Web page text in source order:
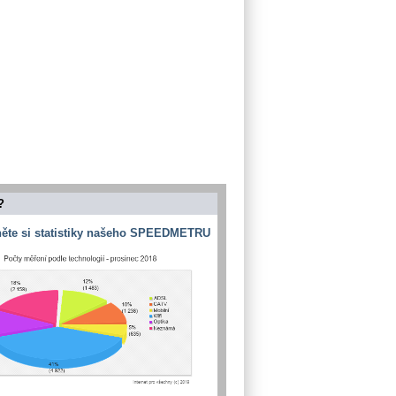
si statistiky našeho SPEEDMETRU